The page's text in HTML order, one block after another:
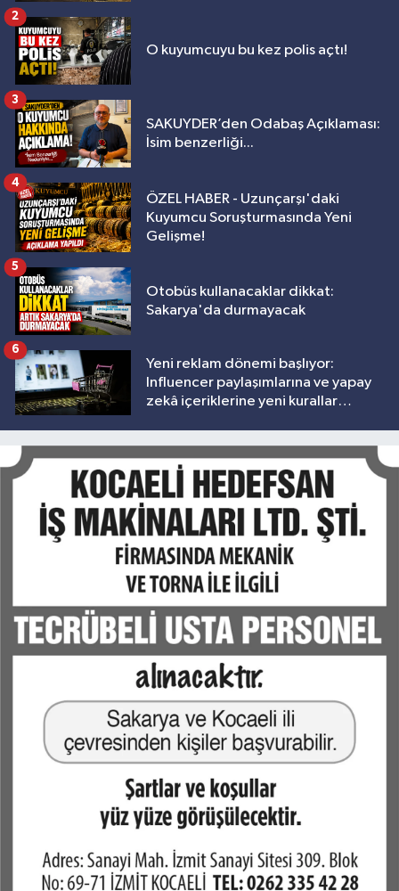
O kuyumcuyu bu kez polis açtı!
2
SAKUYDER’den Odabaş Açıklaması:
İsim benzerliği...
3
ÖZEL HABER - Uzunçarşı'daki
Kuyumcu Soruşturmasında Yeni
Gelişme!
4
Otobüs kullanacaklar dikkat:
Sakarya'da durmayacak
5
Yeni reklam dönemi başlıyor:
Influencer paylaşımlarına ve yapay
zekâ içeriklerine yeni kurallar
6